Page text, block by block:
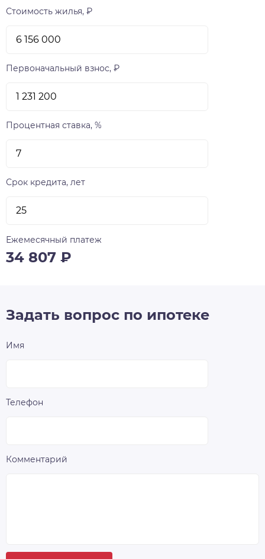
Стоимость жилья, ₽
Первоначальный взнос, ₽
Процентная ставка, %
Срок кредита, лет
Ежемесячный платеж
34 807 ₽
Задать вопрос по ипотеке
Имя
Телефон
Комментарий